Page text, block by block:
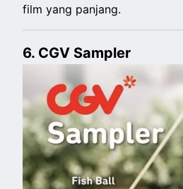
film yang panjang.
6. CGV Sampler